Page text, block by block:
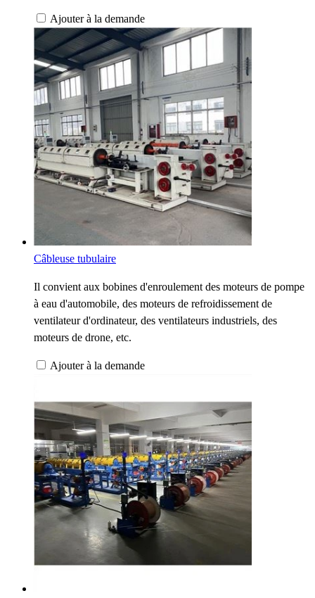
Ajouter à la demande
Câbleuse tubulaire
Il convient aux bobines d'enroulement des moteurs de pompe
à eau d'automobile, des moteurs de refroidissement de
ventilateur d'ordinateur, des ventilateurs industriels, des
moteurs de drone, etc.
Ajouter à la demande